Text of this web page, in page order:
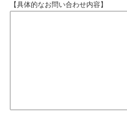
【具体的なお問い合わせ内容】